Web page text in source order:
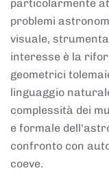
particolarmente
problemi
visuale,
interesse è la
geometrici
linguaggio
complessità dei
e formale
confronto con
coeve.